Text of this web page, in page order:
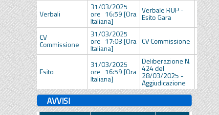
Verbali
31/03/2025
ore 16:59 [Ora
Italiana]
Verbale RUP -
Esito Gara
ESITO
CV
Commissione
31/03/2025
ore 17:03 [Ora
Italiana]
CV Commissione
Esito
31/03/2025
ore 16:59 [Ora
Italiana]
Deliberazione N.
424 del
28/03/2025 -
Aggiudicazione
AVVISI